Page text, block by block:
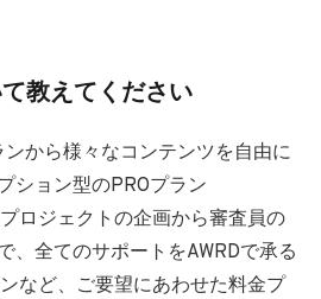
教えてください
から様々なコンテンツを自由に
ション型のPROプラン
ロジェクトの企画から審査員の
、全てのサポートをAWRDで承る
など、ご要望にあわせた料金プ